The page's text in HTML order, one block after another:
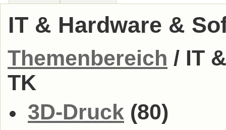
IT & Hardware &
Themenbereich / IT
TK
3D-Druck (80)